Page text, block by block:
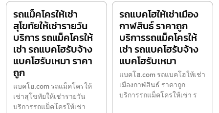
รถแม็คโครให้เช่า
สุโขทัยให้เช่ารายวัน
บริการ รถแม็คโครให้
เช่า รถแบคโฮรับจ้าง
แบคโฮรับเหมา ราคา
ถูก
แบคโฮ.com รถแม็คโครให้
เช่าสุโขทัยให้เช่ารายวัน
บริการรถแม็คโครให้เช่า
รถแบคโฮให้เช่าเมือง
กาฬสินธ์ ราคาถูก
บริการรถแม็คโครให้
เช่า รถแบคโฮรับจ้าง
แบคโฮรับเหมา
แบคโฮ.com รถแบคโฮให้เช่า
เมืองกาฬสินธ์ ราคาถูก
บริการรถแม็คโครให้เช่า ร